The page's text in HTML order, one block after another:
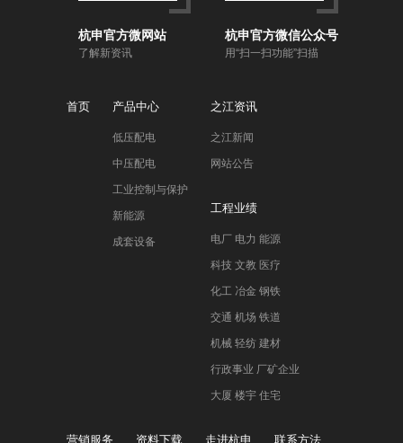
杭申官方微网站
了解新资讯
杭申官方微信公众号
用“扫一扫功能”扫描
首页 产品中心
低压配电
中压配电
工业控制与保护
新能源
成套设备
之江资讯
之江新闻
网站公告
工程业绩
电厂 电力 能源
科技 文教 医疗
化工 冶金 钢铁
交通 机场 铁道
机械 轻纺 建材
行政事业 厂矿企业
大厦 楼宇 住宅
营销服务 资料下载 走进杭申 联系方法